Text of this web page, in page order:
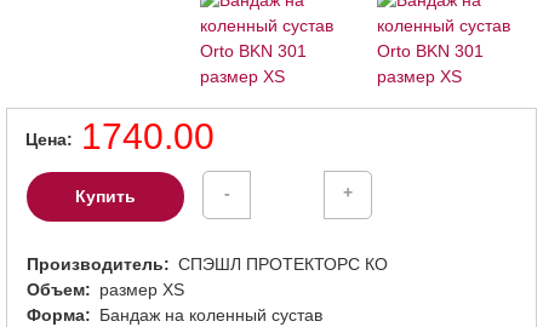
Цена 1740.00
Купить - +
Производитель
СПЭШЛ ПРОТЕКТОРС КО
Объем
размер ХS
Форма
Бандаж на коленный сустав